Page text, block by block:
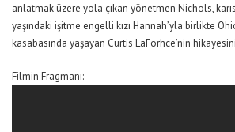
anlatmak üzere yola çıkan yönetmen Nichols,
yaşındaki işitme engelli kızı Hannah’yla birlikte
kasabasında yaşayan Curtis LaForhce’nin
Filmin Fragmanı: